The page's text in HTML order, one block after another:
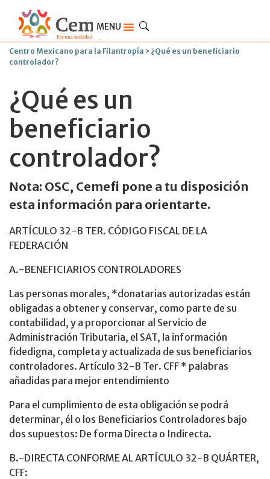
MENU
Centro Mexicano para la Filantropía > ¿Qué es un beneficiario
controlador?
¿Qué es un
beneficiario
controlador?
Nota: OSC, Cemefi pone a tu disposición
esta información para orientarte.
ARTÍCULO 32-B TER. CÓDIGO FISCAL DE LA
FEDERACIÓN
A.-BENEFICIARIOS CONTROLADORES
Las personas morales, *donatarias autorizadas están
obligadas a obtener y conservar, como parte de su
contabilidad, y a proporcionar al Servicio de
Administración Tributaria, el SAT, la información
fidedigna, completa y actualizada de sus beneficiarios
controladores. Artículo 32-B Ter. CFF * palabras
añadidas para mejor entendimiento
Para el cumplimiento de esta obligación se podrá
determinar, él o los Beneficiarios Controladores bajo
dos supuestos: De forma Directa o Indirecta.
B.-DIRECTA CONFORME AL ARTÍCULO 32-B QUÁRTER,
CFF: